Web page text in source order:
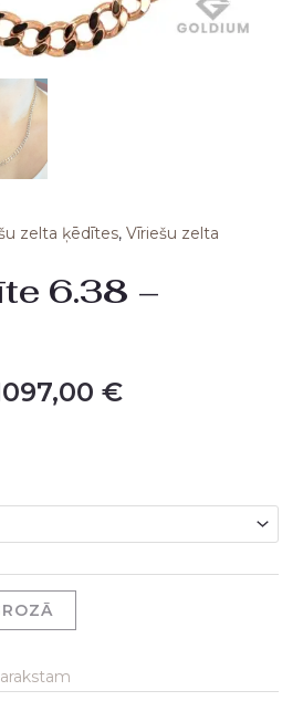
zelta ķēdītes, Vīriešu zelta
6.38 –
€